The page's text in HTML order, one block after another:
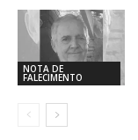
NOTA DE
FALECIMENTO